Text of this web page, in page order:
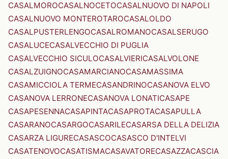
CASALMOROCASALNOCETOCASALNUOVO DI NAPOLI
CASALNUOVO MONTEROTAROCASALOLDO
CASALPUSTERLENGOCASALROMANOCASALSERUGO
CASALUCECASALVECCHIO DI PUGLIA
CASALVECCHIO SICULOCASALVIERICASALVOLONE
CASALZUIGNOCASAMARCIANOCASAMASSIMA
CASAMICCIOLA TERMECASANDRINOCASANOVA ELVO
CASANOVA LERRONECASANOVA LONATICASAPE
CASAPESENNACASAPINTACASAPROTACASAPULLA
CASARANOCASARGOCASARILECASARSA DELLA DELIZIA
CASARZA LIGURECASASCOCASASCO D'INTELVI
CASATENOVOCASATISMACASAVATORECASAZZACASCIA